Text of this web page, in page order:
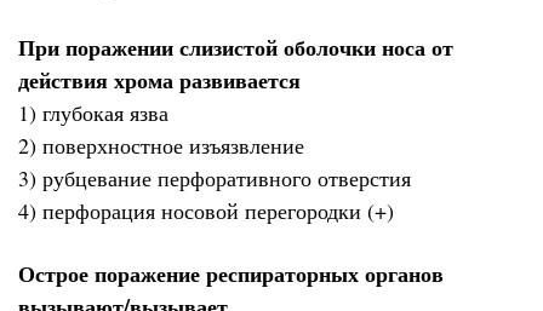
При поражении слизистой оболочки носа от
действия хрома развивается
1) глубокая язва
2) поверхностное изъязвление
3) рубцевание перфоративного отверстия
4) перфорация носовой перегородки (+)
Острое поражение респираторных органов